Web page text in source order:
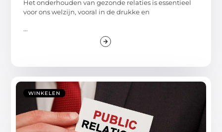
Het onderhouden van gezonde relaties is essentieel
voor ons welzijn, vooral in de drukke en
...
WINKELEN